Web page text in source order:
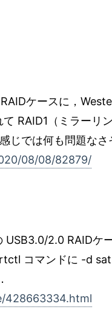
ケースに，
RAID1（ミラーリ
じでは何も問題なさ
08/08/82879/
USB3.0/2.0 RAIDケ
コマンドに -d
428663334.html